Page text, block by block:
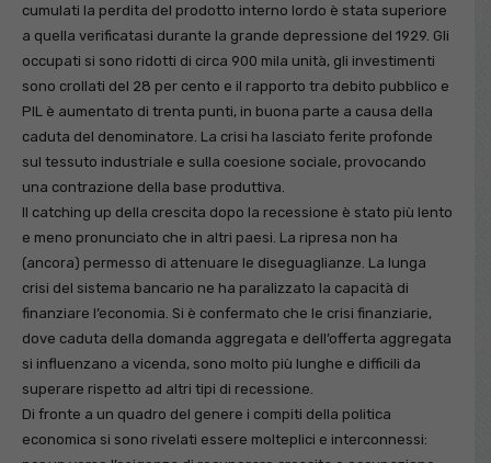
cumulati la perdita del prodotto interno lordo è stata superiore
a quella verificatasi durante la grande depressione del 1929. Gli
occupati si sono ridotti di circa 900 mila unità, gli investimenti
sono crollati del 28 per cento e il rapporto tra debito pubblico e
PIL è aumentato di trenta punti, in buona parte a causa della
caduta del denominatore. La crisi ha lasciato ferite profonde
sul tessuto industriale e sulla coesione sociale, provocando
una contrazione della base produttiva.
Il catching up della crescita dopo la recessione è stato più lento
e meno pronunciato che in altri paesi. La ripresa non ha
(ancora) permesso di attenuare le diseguaglianze. La lunga
crisi del sistema bancario ne ha paralizzato la capacità di
finanziare l’economia. Si è confermato che le crisi finanziarie,
dove caduta della domanda aggregata e dell’offerta aggregata
si influenzano a vicenda, sono molto più lunghe e difficili da
superare rispetto ad altri tipi di recessione.
Di fronte a un quadro del genere i compiti della politica
economica si sono rivelati essere molteplici e interconnessi: